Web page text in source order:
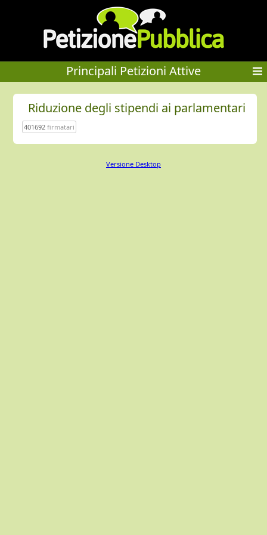
Principali Petizioni Attive
Riduzione degli stipendi ai parlamentari
401692firmatari
Versione Desktop